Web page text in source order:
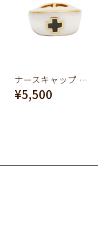
ナースキャップ チャーム
¥5,500